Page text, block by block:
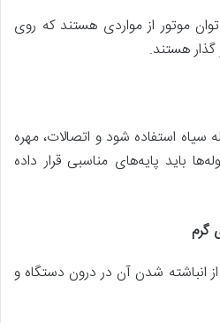
موتور از مواردی هستند که روی
هستند.
سیاه استفاده شود و اتصالات، مهره
باید پایه‌های مناسبی قرار داده
گرم
انباشته شدن آن در درون دستگاه و